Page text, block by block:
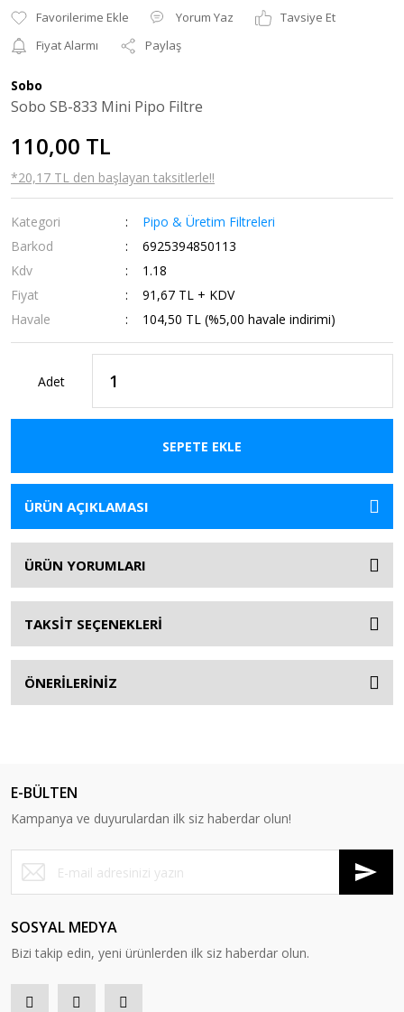
Yorum Yaz
Tavsiye Et
Fiyat Alarmı
Paylaş
Sobo
Sobo SB-833 Mini Pipo Filtre
110,00 TL
*20,17 TL den başlayan taksitlerle!!
Kategori
Pipo & Üretim Filtreleri
Barkod
6925394850113
Kdv
1.18
Fiyat
91,67 TL + KDV
Havale
104,50 TL (%5,00 havale indirimi)
Adet
SEPETE EKLE
ÜRÜN AÇIKLAMASI
ÜRÜN YORUMLARI
TAKSİT SEÇENEKLERİ
ÖNERİLERİNİZ
E-BÜLTEN
Kampanya ve duyurulardan ilk siz haberdar olun!
SOSYAL MEDYA
Bizi takip edin, yeni ürünlerden ilk siz haberdar olun.